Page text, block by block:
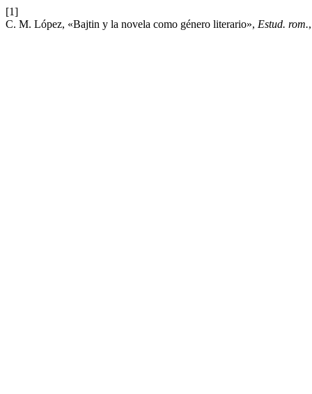
[1]
C. M. López, «Bajtin y la novela como género literario», Estud. rom.